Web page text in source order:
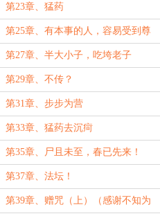
知为知之的打赏）
第23章、猛药
第25章、有本事的人，容易受到尊
重
第27章、半大小子，吃垮老子
第29章、不传？
第31章、步步为营
第33章、猛药去沉疴
第35章、尸且未至，春已先来！
第37章、法坛！
第39章、赠咒（上）（感谢不知为